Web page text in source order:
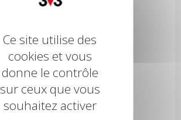
Ce site utilise des
cookies et vous
donne le contrôle
sur ceux que vous
souhaitez activer